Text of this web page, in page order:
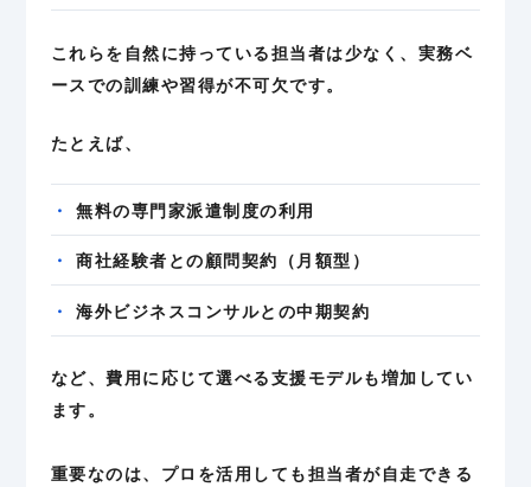
これらを自然に持っている担当者は少なく、実務ベ
ースでの訓練や習得が不可欠です。
たとえば、
無料の専門家派遣制度の利用
商社経験者との顧問契約（月額型）
海外ビジネスコンサルとの中期契約
など、費用に応じて選べる支援モデルも増加してい
ます。
重要なのは、プロを活用しても担当者が自走できる